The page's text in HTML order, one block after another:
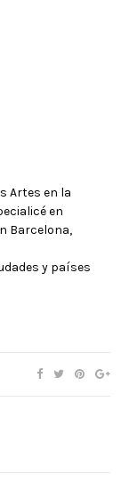
Artes en la
en
Barcelona,
y países